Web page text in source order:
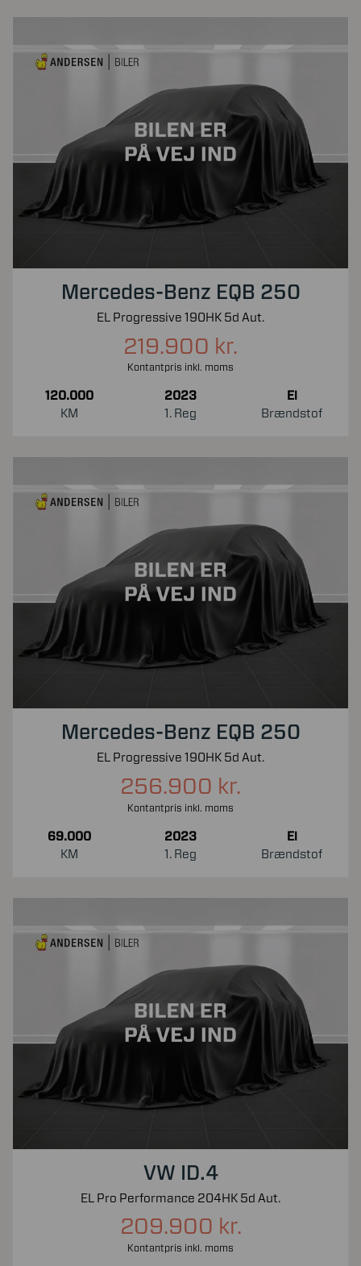
Mercedes-Benz EQB 250
EL Progressive 190HK 5d Aut.
219.900 kr.
Kontantpris inkl. moms
120.000
KM
2023
1. Reg
El
Brændstof
Mercedes-Benz EQB 250
EL Progressive 190HK 5d Aut.
256.900 kr.
Kontantpris inkl. moms
69.000
KM
2023
1. Reg
El
Brændstof
VW ID.4
EL Pro Performance 204HK 5d Aut.
209.900 kr.
Kontantpris inkl. moms